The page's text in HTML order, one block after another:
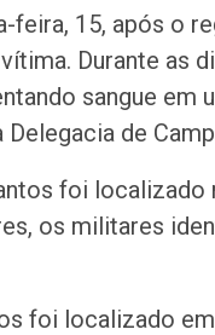
feira, 15, após o
Durante as
sangue em
de
foi localizado
os militares
foi localizado